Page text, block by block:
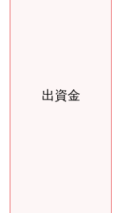
出資金